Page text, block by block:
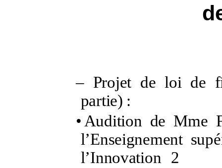
– Projet de loi de
partie) :
• Audition de Mme
l’Enseignement
l’Innovation
2